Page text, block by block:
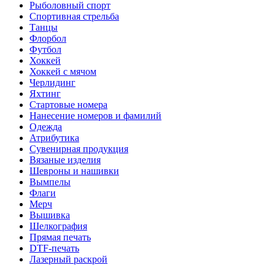
Рыболовный спорт
Спортивная стрельба
Танцы
Флорбол
Футбол
Хоккей
Хоккей с мячом
Черлидинг
Яхтинг
Стартовые номера
Нанесение номеров и фамилий
Одежда
Атрибутика
Сувенирная продукция
Вязаные изделия
Шевроны и нашивки
Вымпелы
Флаги
Мерч
Вышивка
Шелкография
Прямая печать
DTF-печать
Лазерный раскрой